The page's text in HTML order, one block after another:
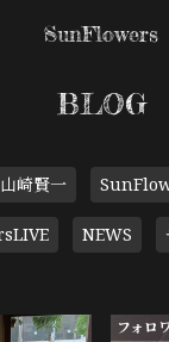
SunFlowers
BLOG
山崎賢一
NEWS
フォロ